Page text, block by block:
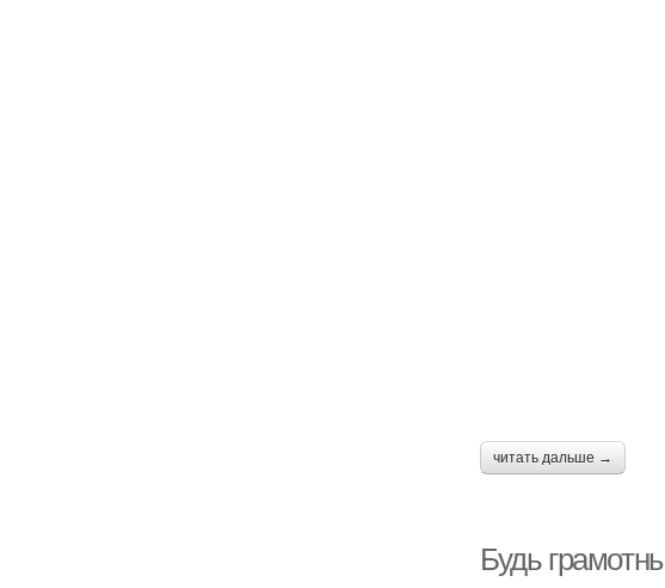
читать дальше →
Будь